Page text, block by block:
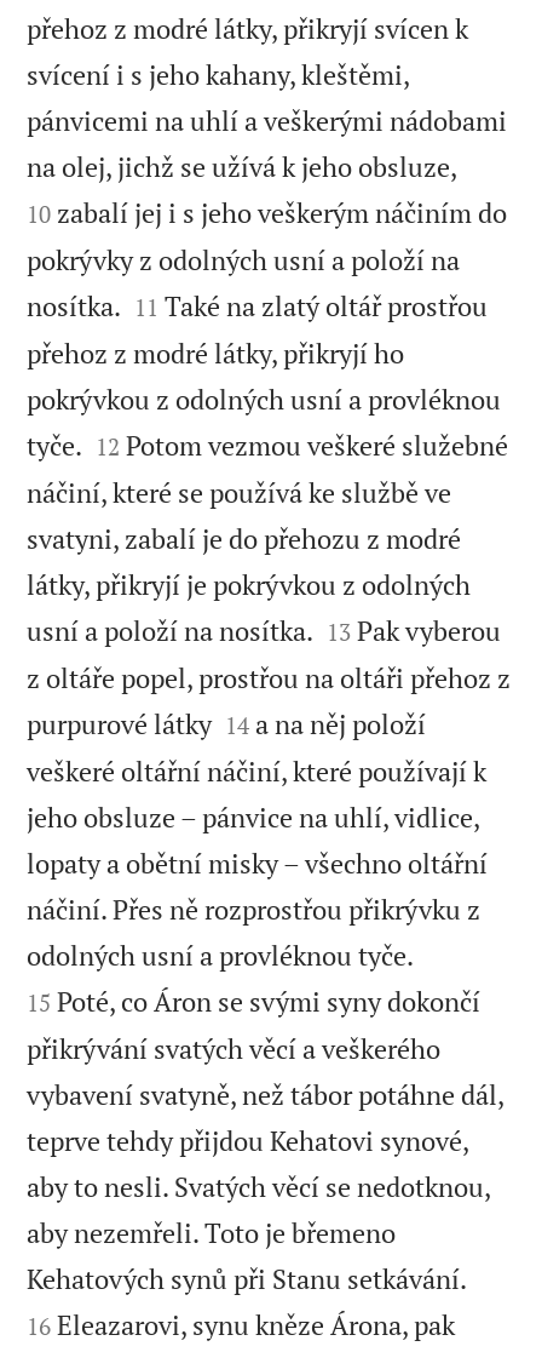
přehoz z modré látky, přikryjí svícen k
svícení i s jeho kahany, kleštěmi,
pánvicemi na uhlí a veškerými nádobami
na olej, jichž se užívá k jeho obsluze,
10 zabalí jej i s jeho veškerým náčiním do
pokrývky z odolných usní a položí na
nosítka. 

11 Také na zlatý oltář prostřou
přehoz z modré látky, přikryjí ho
pokrývkou z odolných usní a provléknou
tyče. 

12 Potom vezmou veškeré služebné
náčiní, které se používá ke službě ve
svatyni, zabalí je do přehozu z modré
látky, přikryjí je pokrývkou z odolných
usní a položí na nosítka. 

13 Pak vyberou
z oltáře popel, prostřou na oltáři přehoz z
purpurové látky
14 a na něj položí
veškeré oltářní náčiní, které používají k
jeho obsluze – pánvice na uhlí, vidlice,
lopaty a obětní misky – všechno oltářní
náčiní. Přes ně rozprostřou přikrývku z
odolných usní a provléknou tyče.
15 Poté, co Áron se svými syny dokončí
přikrývání svatých věcí a veškerého
vybavení svatyně, než tábor potáhne dál,
teprve tehdy přijdou Kehatovi synové,
aby to nesli. Svatých věcí se nedotknou,
aby nezemřeli. Toto je břemeno
Kehatových synů při Stanu setkávání.
16 Eleazarovi, synu kněze Árona, pak